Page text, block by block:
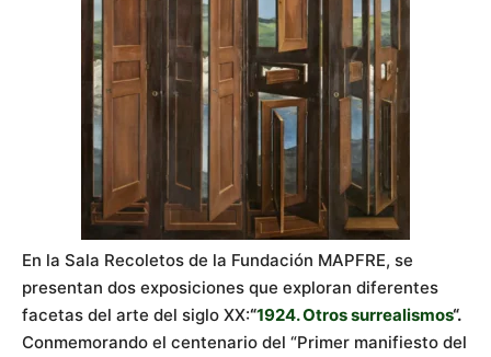
En la Sala Recoletos de la Fundación MAPFRE, se
presentan dos exposiciones que exploran diferentes
facetas del arte del siglo XX:“1924. Otros surrealismos“.
Conmemorando el centenario del “Primer manifiesto del